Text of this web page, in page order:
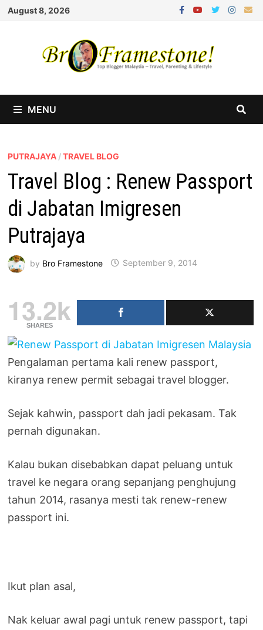
Skip
August 8, 2026
MENU
PUTRAJAYA /TRAVEL BLOG
Travel Blog : Renew Passport
di Jabatan Imigresen
Putrajaya
by Bro Framestone September 9, 2014
13.2k
SHARES
Pengalaman pertama kali renew passport,
kiranya renew permit sebagai travel blogger.
Sejak kahwin, passport dah jadi pekasam. Tak
pernah digunakan.
Kalau bukan disebabkan dapat peluang untuk
travel ke negara orang sepanjang penghujung
tahun 2014, rasanya mesti tak renew-renew
passport ini.
Ikut plan asal,
Nak keluar awal pagi untuk renew passport, tapi